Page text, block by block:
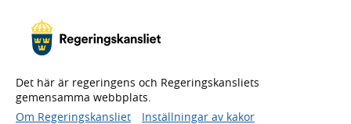
Det här är regeringens och Regeringskansliets
gemensamma webbplats.
Om Regeringskansliet
Inställningar av kakor